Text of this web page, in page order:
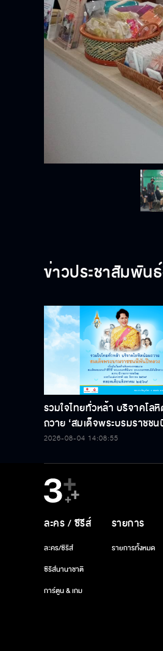
ข่าวประชาสัมพัน
รวมใจไทยทั่วหล้า บริจาคโล
ถวาย ‘สมเด็จพระบรมราชช
หลวง’ พร้อมรับตราไปรษณียากรที่
2026-08-04 14:08:55
ละคร / ซีรีส์
ละคร/ซีรีส์
ซีรีส์นานาชาติ
การ์ตูน & เกม
รายการ
รายการทั้งหมด